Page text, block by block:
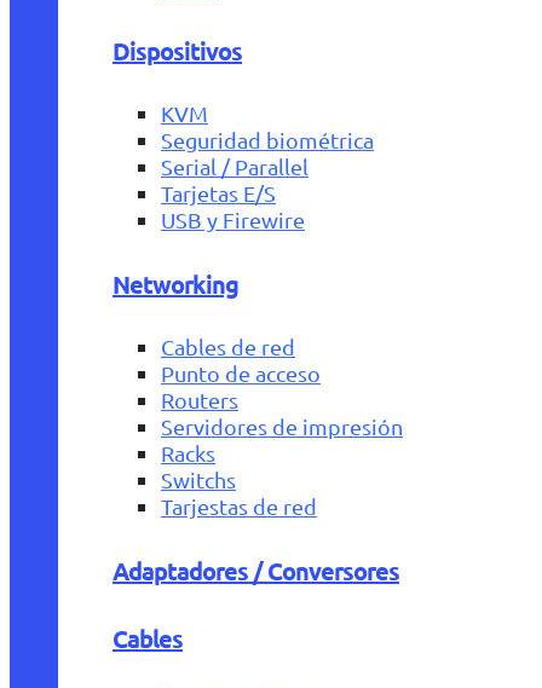
Dispositivos
KVM
Seguridad biométrica
Serial / Parallel
Tarjetas E/S
USB y Firewire
Networking
Cables de red
Punto de acceso
Routers
Servidores de impresión
Racks
Switchs
Tarjestas de red
Adaptadores / Conversores
Cables